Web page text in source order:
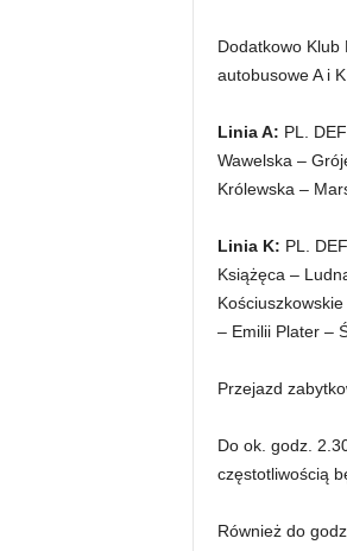
Dodatkowo Klub
autobusowe A i
Linia A: PL.
Wawelska –
Królewska –
Linia K: PL.
Książęca –
– Emilii Plater –
Przejazd
Do ok. godz.
częstotliwością
Również do